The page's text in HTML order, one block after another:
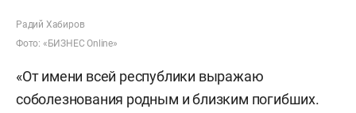
Радий Хабиров
Фото: «БИЗНЕС Online»
«От имени всей республики выражаю
соболезнования родным и близким погибших.